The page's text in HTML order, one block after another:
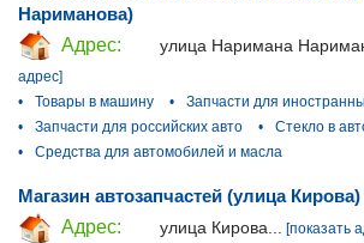
Нариманова)
Адрес:
улица Наримана
адрес]
•
Товары в машину •
Запчасти для
•
Запчасти для российских авто •
Стекло в
•
Средства для автомобилей и масла
Магазин автозапчастей (улица Кирова)
Адрес:
улица Кирова... [показать